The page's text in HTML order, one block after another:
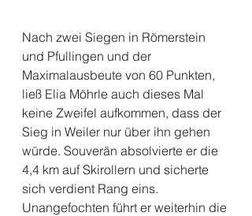
Nach zwei Siegen in Römerstein
und Pfullingen und der
Maximalausbeute von 60 Punkten,
ließ Elia Möhrle auch dieses Mal
keine Zweifel aufkommen, dass der
Sieg in Weiler nur über ihn gehen
würde. Souverän absolvierte er die
4,4 km auf Skirollern und sicherte
sich verdient Rang eins.
Unangefochten führt er weiterhin die